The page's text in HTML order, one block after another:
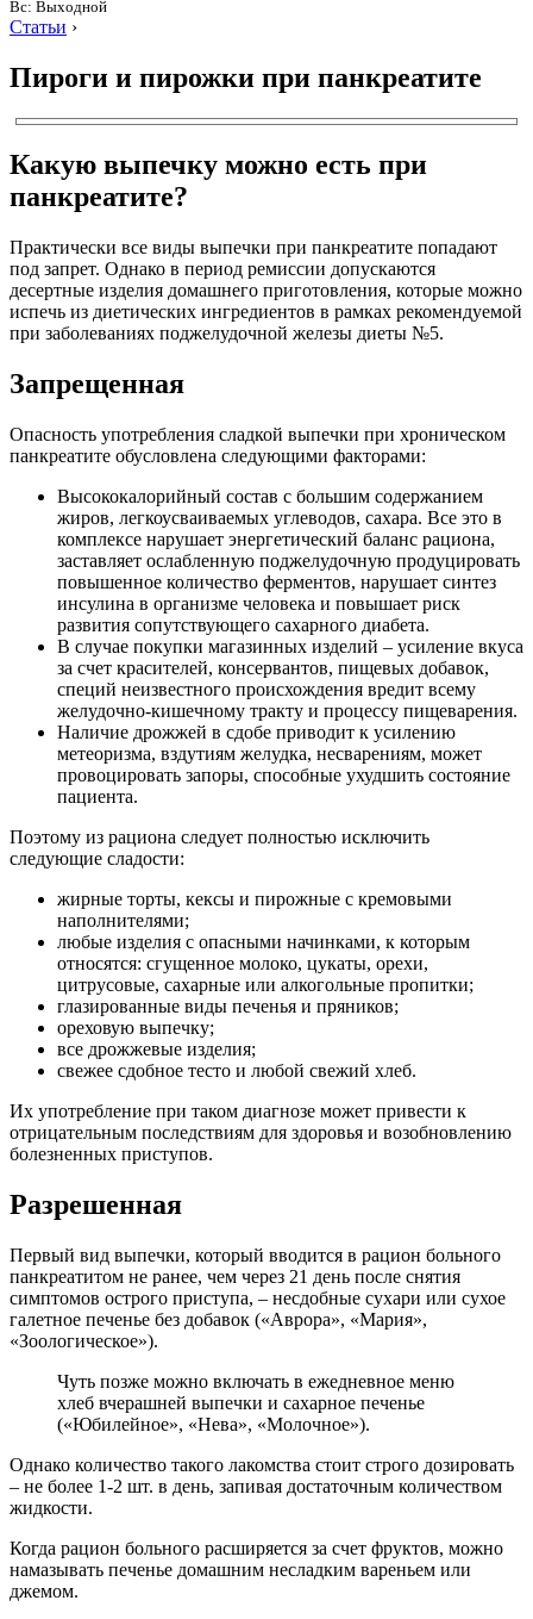
Вс: Выходной
Статьи ›
Пироги и пирожки при панкреатите
Какую выпечку можно есть при
панкреатите?
Практически все виды выпечки при панкреатите попадают
под запрет. Однако в период ремиссии допускаются
десертные изделия домашнего приготовления, которые можно
испечь из диетических ингредиентов в рамках рекомендуемой
при заболеваниях поджелудочной железы диеты №5.
Запрещенная
Опасность употребления сладкой выпечки при хроническом
панкреатите обусловлена следующими факторами:
Высококалорийный состав с большим содержанием
жиров, легкоусваиваемых углеводов, сахара. Все это в
комплексе нарушает энергетический баланс рациона,
заставляет ослабленную поджелудочную продуцировать
повышенное количество ферментов, нарушает синтез
инсулина в организме человека и повышает риск
развития сопутствующего сахарного диабета.
В случае покупки магазинных изделий – усиление вкуса
за счет красителей, консервантов, пищевых добавок,
специй неизвестного происхождения вредит всему
желудочно-кишечному тракту и процессу пищеварения.
Наличие дрожжей в сдобе приводит к усилению
метеоризма, вздутиям желудка, несварениям, может
провоцировать запоры, способные ухудшить состояние
пациента.
Поэтому из рациона следует полностью исключить
следующие сладости:
жирные торты, кексы и пирожные с кремовыми
наполнителями;
любые изделия с опасными начинками, к которым
относятся: сгущенное молоко, цукаты, орехи,
цитрусовые, сахарные или алкогольные пропитки;
глазированные виды печенья и пряников;
ореховую выпечку;
все дрожжевые изделия;
свежее сдобное тесто и любой свежий хлеб.
Их употребление при таком диагнозе может привести к
отрицательным последствиям для здоровья и возобновлению
болезненных приступов.
Разрешенная
Первый вид выпечки, который вводится в рацион больного
панкреатитом не ранее, чем через 21 день после снятия
симптомов острого приступа, – несдобные сухари или сухое
галетное печенье без добавок («Аврора», «Мария»,
«Зоологическое»).
Чуть позже можно включать в ежедневное меню
хлеб вчерашней выпечки и сахарное печенье
(«Юбилейное», «Нева», «Молочное»).
Однако количество такого лакомства стоит строго дозировать
– не более 1-2 шт. в день, запивая достаточным количеством
жидкости.
Когда рацион больного расширяется за счет фруктов, можно
намазывать печенье домашним несладким вареньем или
джемом.